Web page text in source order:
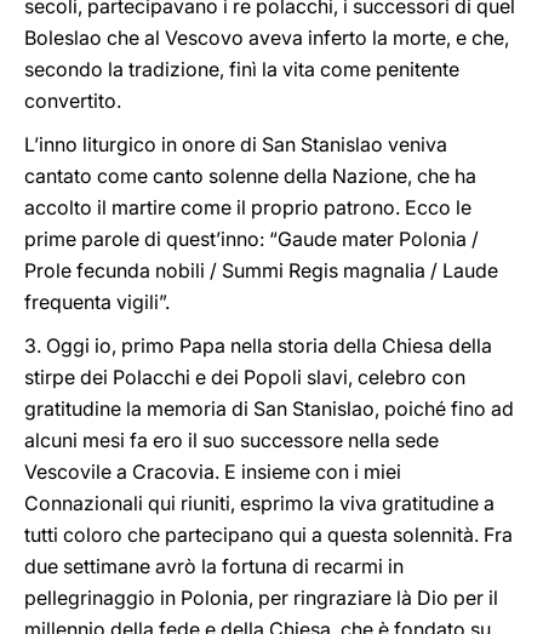
secoli, partecipavano i re polacchi, i successori di quel
Boleslao che al Vescovo aveva inferto la morte, e che,
secondo la tradizione, finì la vita come penitente
convertito.
L’inno liturgico in onore di San Stanislao veniva
cantato come canto solenne della Nazione, che ha
accolto il martire come il proprio patrono. Ecco le
prime parole di quest’inno: “Gaude mater Polonia /
Prole fecunda nobili / Summi Regis magnalia / Laude
frequenta vigili”.
3. Oggi io, primo Papa nella storia della Chiesa della
stirpe dei Polacchi e dei Popoli slavi, celebro con
gratitudine la memoria di San Stanislao, poiché fino ad
alcuni mesi fa ero il suo successore nella sede
Vescovile a Cracovia. E insieme con i miei
Connazionali qui riuniti, esprimo la viva gratitudine a
tutti coloro che partecipano qui a questa solennità. Fra
due settimane avrò la fortuna di recarmi in
pellegrinaggio in Polonia, per ringraziare là Dio per il
millennio della fede e della Chiesa, che è fondato su